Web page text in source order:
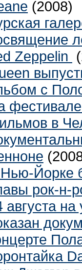
(2008)
Zeppelin
с
в
Йорке
рок-н-
августа